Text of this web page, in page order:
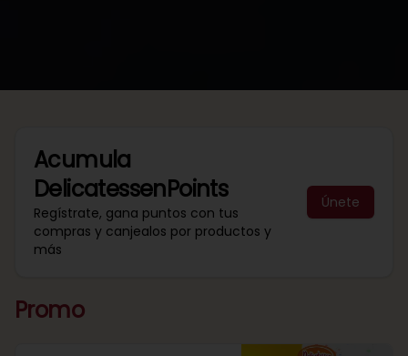
Acumula
DelicatessenPoints
Regístrate, gana puntos con tus
compras y canjealos por productos y
más
Únete
Promo